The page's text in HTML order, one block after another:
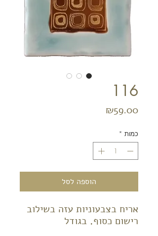
116
₪59.00
כמות *
הוספה לסל
אריח בצבעוניות עזה בשילוב
רישום כסוף, בגודל